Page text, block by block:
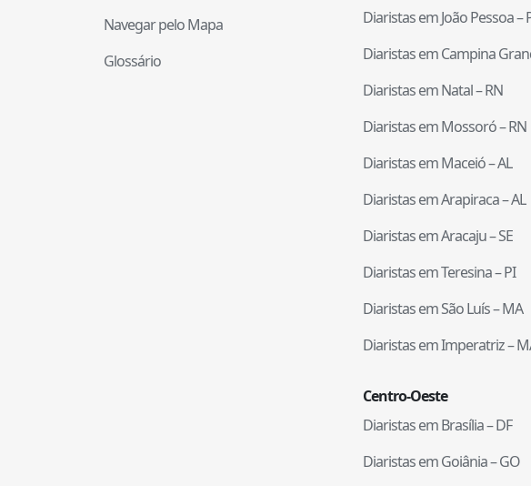
Navegar pelo Mapa
Glossário
Diaristas emJoão Pessoa–
Diaristas emCampina
Diaristas emNatal–RN
Diaristas emMossoró–RN
Diaristas emMaceió–AL
Diaristas emArapiraca–AL
Diaristas emAracaju–SE
Diaristas emTeresina–PI
Diaristas emSão Luís–MA
Diaristas emImperatriz–
Centro-Oeste
Diaristas emBrasília–DF
Diaristas emGoiânia–GO